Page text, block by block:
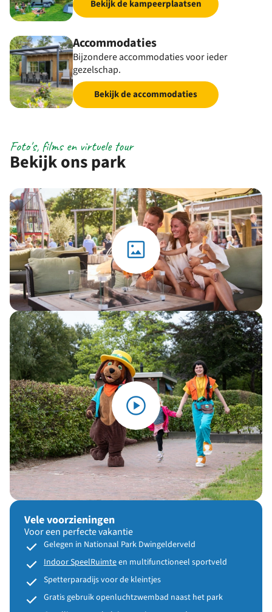
Bekijk de kampeerplaatsen
Accommodaties
Bijzondere accommodaties voor ieder
gezelschap.
Bekijk de accommodaties
Bekijk ons park
Foto's, films en virtuele tour
Vele voorzieningen
Voor een perfecte vakantie
Gelegen in Nationaal Park Dwingelderveld
Indoor SpeelRuimteen multifunctioneel sportveld
Spetterparadijs voor de kleintjes
Gratis gebruik openluchtzwembad naast het park